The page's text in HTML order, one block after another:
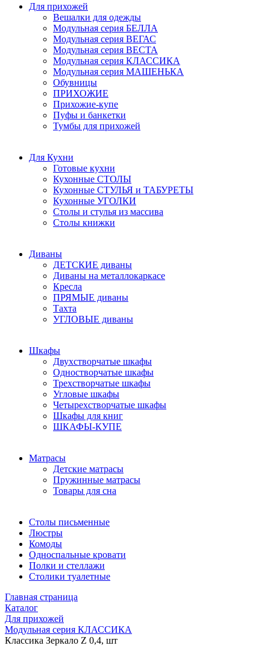
Для прихожей
Вешалки для одежды
Модульная серия БЕЛЛА
Модульная серия ВЕГАС
Модульная серия ВЕСТА
Модульная серия КЛАССИКА
Модульная серия МАШЕНЬКА
Обувницы
ПРИХОЖИЕ
Прихожие-купе
Пуфы и банкетки
Тумбы для прихожей
Для Кухни
Готовые кухни
Кухонные СТОЛЫ
Кухонные СТУЛЬЯ и ТАБУРЕТЫ
Кухонные УГОЛКИ
Столы и стулья из массива
Столы книжки
Диваны
ДЕТСКИЕ диваны
Диваны на металлокаркасе
Кресла
ПРЯМЫЕ диваны
Тахта
УГЛОВЫЕ диваны
Шкафы
Двухстворчатые шкафы
Одностворчатые шкафы
Трехстворчатые шкафы
Угловые шкафы
Четырехстворчатые шкафы
Шкафы для книг
ШКАФЫ-КУПЕ
Матрасы
Детские матрасы
Пружинные матрасы
Товары для сна
Столы письменные
Люстры
Комоды
Односпальные кровати
Полки и стеллажи
Столики туалетные
Главная страница
Каталог
Для прихожей
Модульная серия КЛАССИКА
Классика Зеркало Z 0,4, шт